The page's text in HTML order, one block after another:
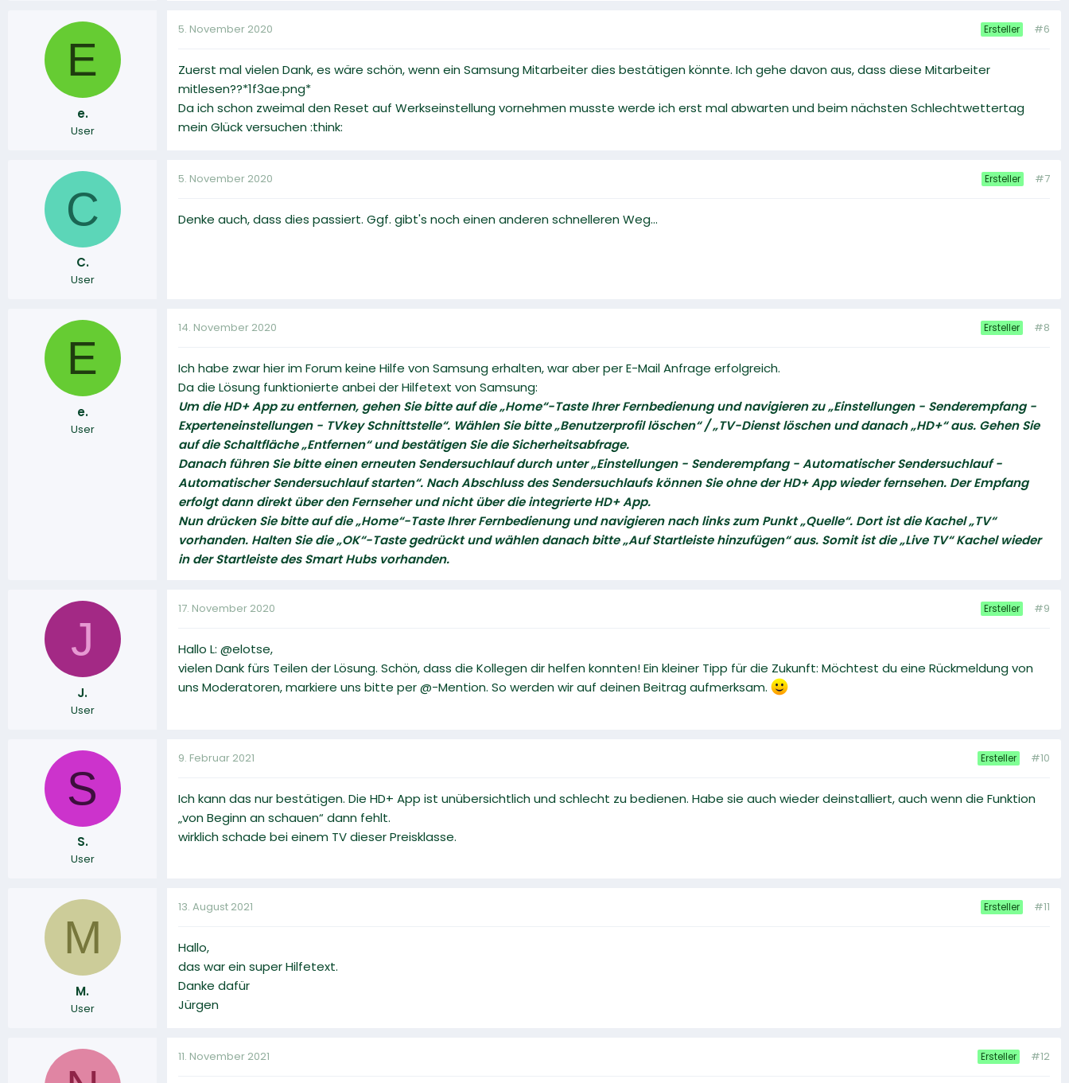
E
e.
User
5. November 2020 Ersteller #6
Zuerst mal vielen Dank, es wäre schön, wenn ein Samsung Mitarbeiter dies bestätigen könnte. Ich gehe davon aus, dass diese Mitarbeiter
mitlesen??*1f3ae.png*
Da ich schon zweimal den Reset auf Werkseinstellung vornehmen musste werde ich erst mal abwarten und beim nächsten Schlechtwettertag
mein Glück versuchen :think:
C
C.
User
5. November 2020 Ersteller #7
Denke auch, dass dies passiert. Ggf. gibt's noch einen anderen schnelleren Weg...
E
e.
User
14. November 2020 Ersteller #8
Ich habe zwar hier im Forum keine Hilfe von Samsung erhalten, war aber per E-Mail Anfrage erfolgreich.
Da die Lösung funktionierte anbei der Hilfetext von Samsung:
Um die HD+ App zu entfernen, gehen Sie bitte auf die „Home“-Taste Ihrer Fernbedienung und navigieren zu „Einstellungen - Senderempfang -
Experteneinstellungen - TVkey Schnittstelle“. Wählen Sie bitte „Benutzerprofil löschen“ / „TV-Dienst löschen und danach „HD+“ aus. Gehen Sie
auf die Schaltfläche „Entfernen“ und bestätigen Sie die Sicherheitsabfrage.
Danach führen Sie bitte einen erneuten Sendersuchlauf durch unter „Einstellungen - Senderempfang - Automatischer Sendersuchlauf -
Automatischer Sendersuchlauf starten“. Nach Abschluss des Sendersuchlaufs können Sie ohne der HD+ App wieder fernsehen. Der Empfang
erfolgt dann direkt über den Fernseher und nicht über die integrierte HD+ App.
Nun drücken Sie bitte auf die „Home“-Taste Ihrer Fernbedienung und navigieren nach links zum Punkt „Quelle“. Dort ist die Kachel „TV“
vorhanden. Halten Sie die „OK“-Taste gedrückt und wählen danach bitte „Auf Startleiste hinzufügen“ aus. Somit ist die „Live TV“ Kachel wieder
in der Startleiste des Smart Hubs vorhanden.
J
J.
User
17. November 2020 Ersteller #9
Hallo L: @elotse,
vielen Dank fürs Teilen der Lösung. Schön, dass die Kollegen dir helfen konnten! Ein kleiner Tipp für die Zukunft: Möchtest du eine Rückmeldung von
uns Moderatoren, markiere uns bitte per @-Mention. So werden wir auf deinen Beitrag aufmerksam.
S
S.
User
9. Februar 2021 Ersteller #10
Ich kann das nur bestätigen. Die HD+ App ist unübersichtlich und schlecht zu bedienen. Habe sie auch wieder deinstalliert, auch wenn die Funktion
„von Beginn an schauen“ dann fehlt.
wirklich schade bei einem TV dieser Preisklasse.
M
M.
User
13. August 2021 Ersteller #11
Hallo,
das war ein super Hilfetext.
Danke dafür
Jürgen
11. November 2021 Ersteller #12